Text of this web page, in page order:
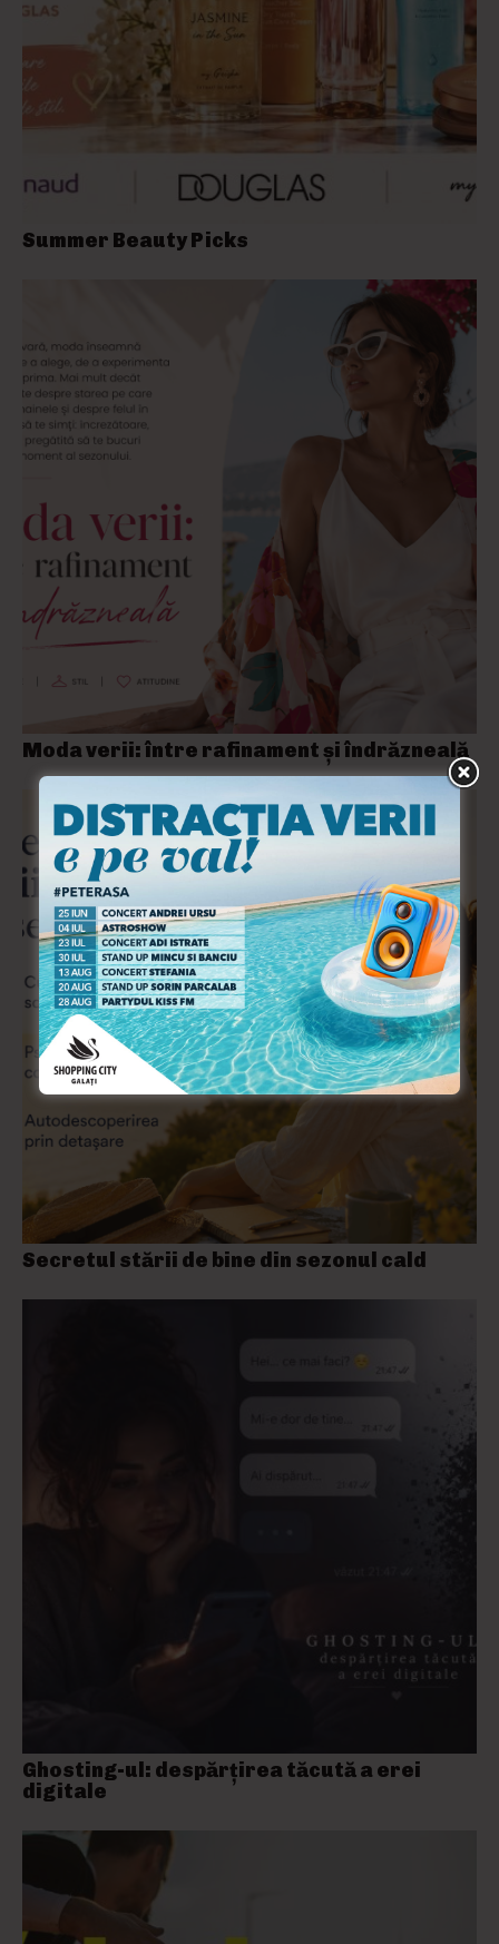
Summer Beauty Picks
Moda verii: între rafinament și îndrăzneală
Secretul stării de bine din sezonul cald
Ghosting-ul: despărțirea tăcută a erei
digitale